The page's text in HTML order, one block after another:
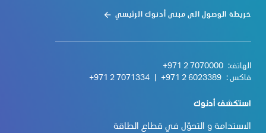
خريطة الوصول الى مبنى أدنوك الرئيسي
الهاتف: +971 2 7070000
فاكس : +971 2 6023389
+971 2 7071334
استكشف أدنوك
الاستدامة و التحوّل في قطاع الطاقة